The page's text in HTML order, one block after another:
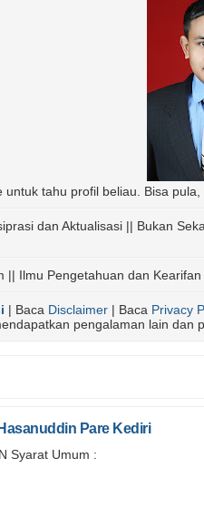
untuk tahu profil beliau. Bisa
dan Aktualisasi || Bukan
|| Ilmu Pengetahuan dan
| Baca Disclaimer| Baca Privacy
pengalaman lain dan
Pare Kediri
Syarat Umum :